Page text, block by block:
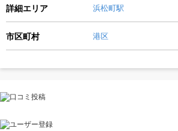
詳細エリア 浜松町駅
市区町村 港区